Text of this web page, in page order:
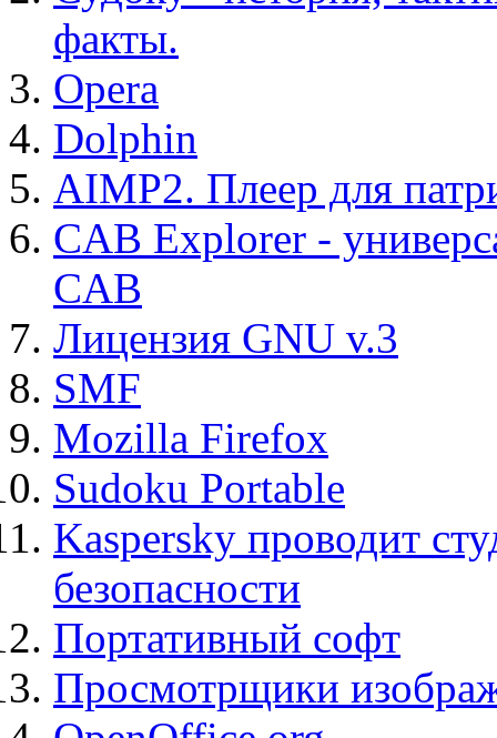
факты.
Opera
Dolphin
AIMP2. Плеер для
CAB Explorer -
CAB
Лицензия GNU v.3
SMF
Mozilla Firefox
Sudoku Portable
Kaspersky проводит
безопасности
Портативный софт
Просмотрщики